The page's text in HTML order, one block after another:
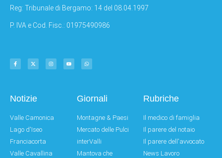
Reg: Tribunale di Bergamo: 14 del 08.04.1997
P. IVA e Cod. Fisc.: 01975490986
Notizie
Valle Camonica
Lago d'Iseo
Franciacorta
Valle Cavallina
Giornali
Montagne & Paesi
Mercato delle Pulci
interValli
Mantova che
Rubriche
Il medico di famiglia
Il parere del notaio
Il parere dell'avvocato
News Lavoro